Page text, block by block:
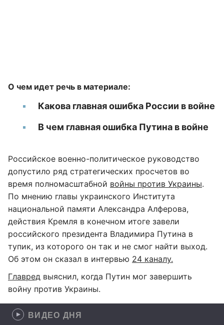
О чем идет речь в материале:
Какова главная ошибка России в войне
В чем главная ошибка Путина в войне
Российское военно-политическое руководство
допустило ряд стратегических просчетов во
время полномасштабной войны против Украины.
По мнению главы украинского Института
национальной памяти Александра Алферова,
действия Кремля в конечном итоге завели
российского президента Владимира Путина в
тупик, из которого он так и не смог найти выход.
Об этом он сказал в интервью 24 каналу.
Главред выяснил, когда Путин мог завершить
войну против Украины.
ВИДЕО ДНЯ